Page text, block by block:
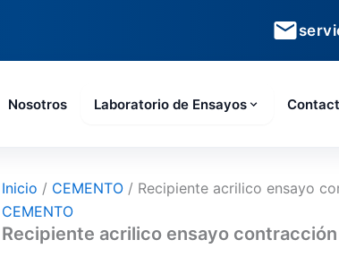
Nosotros Laboratorio de Ensayos
Inicio / CEMENTO / Recipiente acrilico ensayo
CEMENTO
Recipiente acrilico ensayo contracción
contracción